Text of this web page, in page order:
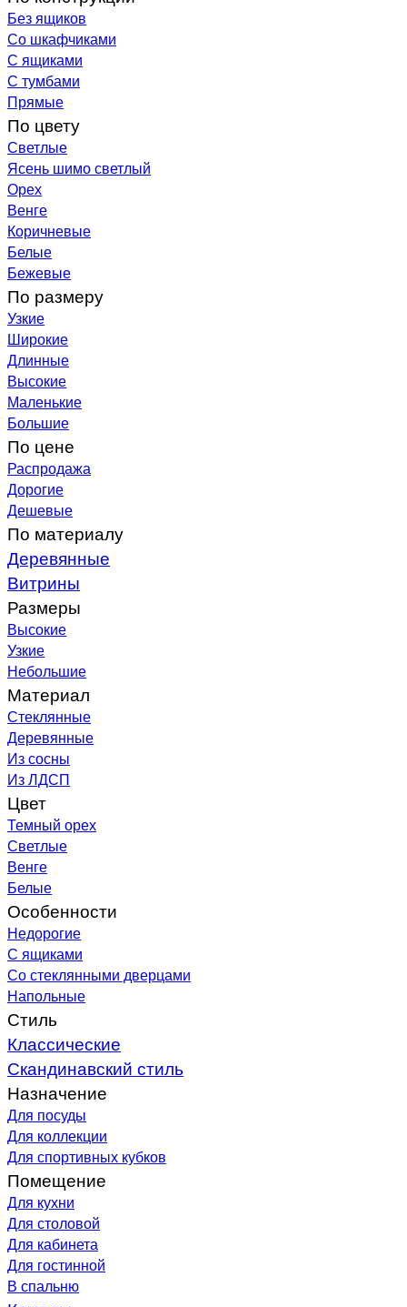
Без ящиков
Со шкафчиками
С ящиками
С тумбами
Прямые
По цвету
Светлые
Ясень шимо светлый
Орех
Венге
Коричневые
Белые
Бежевые
По размеру
Узкие
Широкие
Длинные
Высокие
Маленькие
Большие
По цене
Распродажа
Дорогие
Дешевые
По материалу
Деревянные
Витрины
Размеры
Высокие
Узкие
Небольшие
Материал
Стеклянные
Деревянные
Из сосны
Из ЛДСП
Цвет
Темный орех
Светлые
Венге
Белые
Особенности
Недорогие
С ящиками
Со стеклянными дверцами
Напольные
Стиль
Классические
Скандинавский стиль
Назначение
Для посуды
Для коллекции
Для спортивных кубков
Помещение
Для кухни
Для столовой
Для кабинета
Для гостинной
В спальню